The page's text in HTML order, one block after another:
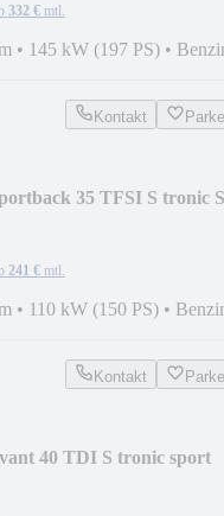
332 € mtl.
• 145 kW (197 PS) •
Kontakt
35 TFSI S tronic S
241 € mtl.
• 110 kW (150 PS) •
Kontakt
40 TDI S tronic sport